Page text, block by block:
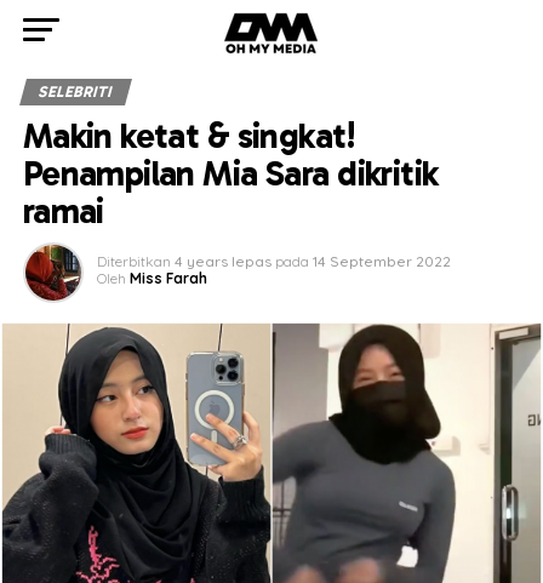
SELEBRITI
Makin ketat & singkat!
Penampilan Mia Sara dikritik
ramai
Diterbitkan 4 years lepas pada 14 September 2022
Oleh Miss Farah